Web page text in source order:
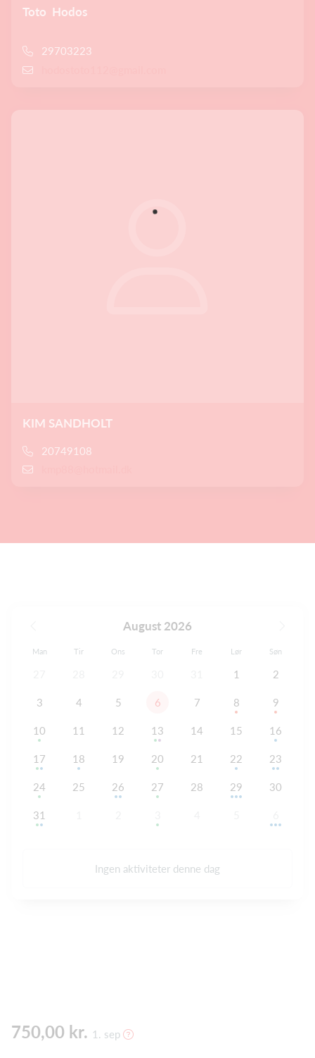
Toto Hodos
29703223
KIM SANDHOLT
20749108
August 2026
Man Tir Ons Tor Fre Lør Søn
1 2
3 4 5 6 7 8 9
10 11 12 13 14 15 16
17 18 19 20 21 22 23
24 25 26 27 28 29 30
31
Ingen aktiviteter denne dag
750,00 kr. 1. sep